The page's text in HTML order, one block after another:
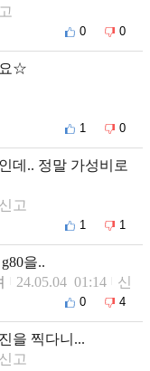
0 0
요☆
1 0
데.. 정말 가성비로
신고
1 1
을..
24.05.04 01:14
신
0 4
을 찍다니...
신고